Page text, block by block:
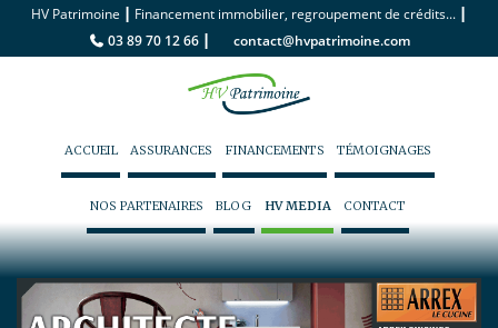
HV Patrimoine | Financement immobilier, regroupement de crédits... |
03 89 70 12 66 | contact@hvpatrimoine.com
ACCUEIL ASSURANCES FINANCEMENTS TÉMOIGNAGES
NOS PARTENAIRES BLOG HV MEDIA CONTACT